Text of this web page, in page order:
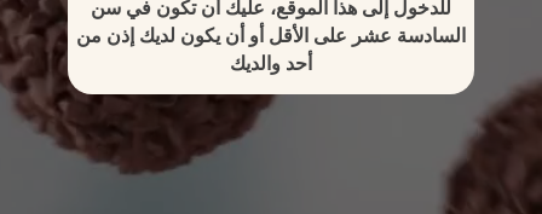
للدخول إلى هذا الموقع، عليك أن تكون في سن
السادسة عشر على الأقل أو أن يكون لديك إذن من
أحد والديك